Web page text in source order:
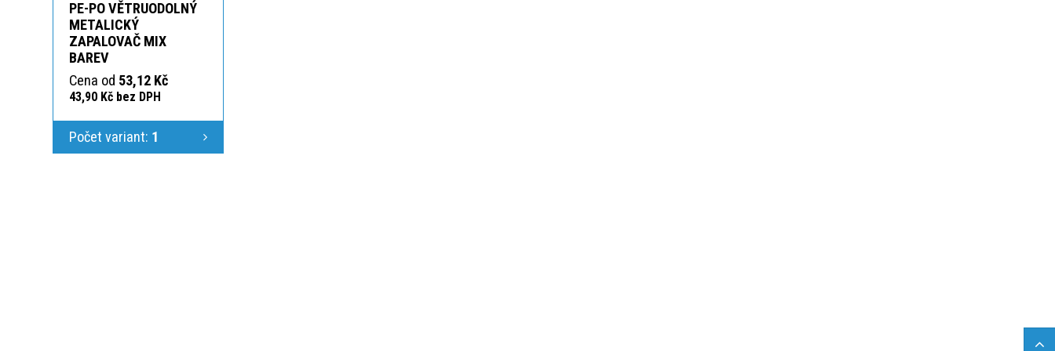
PE-PO VĚTRUODOLNÝ
METALICKÝ
ZAPALOVAČ MIX
BAREV
Cena od 53,12 Kč
43,90 Kč bez DPH
Počet variant: 1